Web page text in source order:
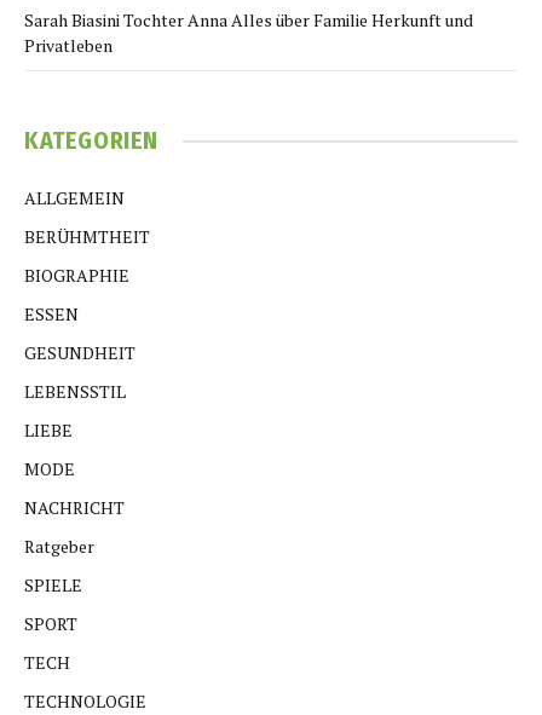
Sarah Biasini Tochter Anna Alles über Familie Herkunft und
Privatleben
KATEGORIEN
ALLGEMEIN
BERÜHMTHEIT
BIOGRAPHIE
ESSEN
GESUNDHEIT
LEBENSSTIL
LIEBE
MODE
NACHRICHT
Ratgeber
SPIELE
SPORT
TECH
TECHNOLOGIE